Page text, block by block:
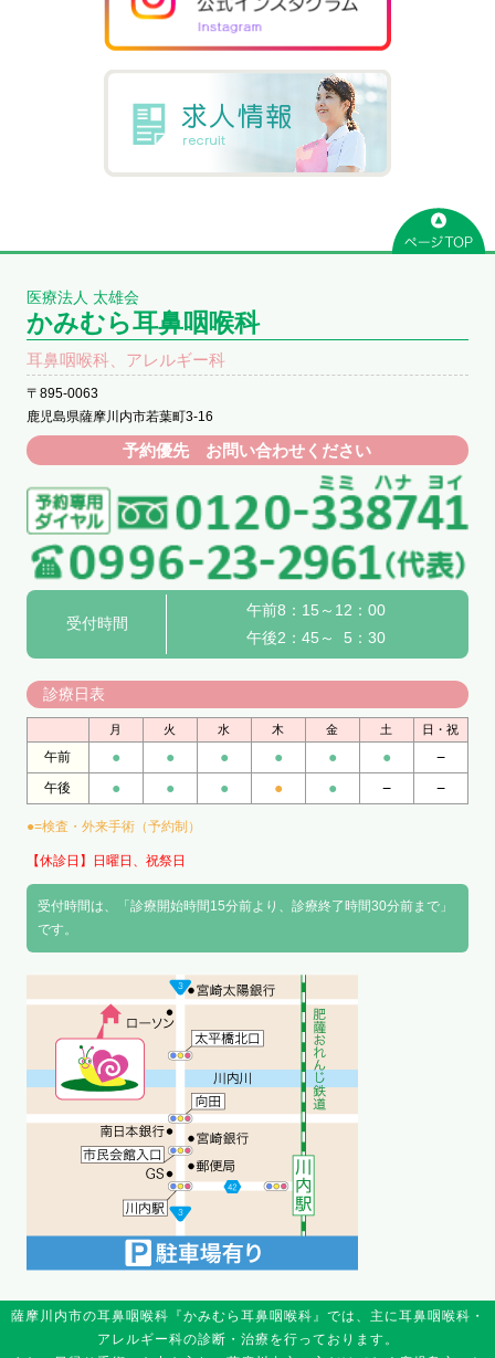
医療法人 太雄会
かみむら耳鼻咽喉科
耳鼻咽喉科、アレルギー科
〒895-0063
鹿児島県薩摩川内市若葉町3-16
予約優先 お問い合わせください
受付時間
午前8：15～12：00
午後2：45～ 5：30
診療日表
月 火 水 木 金 土 日・祝
午前 ● ● ● ● ● ● −
午後 ● ● ● ● ● − −
●=検査・外来手術（予約制）
【休診日】日曜日、祝祭日
受付時間は、「診療開始時間15分前より、診療終了時間30分前まで」
です。
薩摩川内市の耳鼻咽喉科『かみむら耳鼻咽喉科』では、主に耳鼻咽喉科・
アレルギー科の診断・治療を行っております。